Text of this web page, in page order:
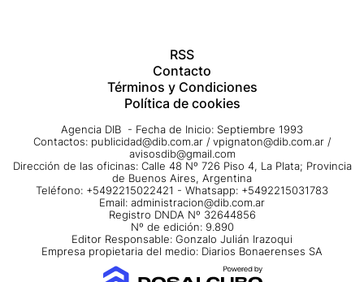
RSS
Contacto
Términos y Condiciones
Política de cookies
Agencia DIB - Fecha de Inicio: Septiembre 1993
Contactos: publicidad@dib.com.ar / vpignaton@dib.com.ar /
avisosdib@gmail.com
Dirección de las oficinas: Calle 48 Nº 726 Piso 4, La Plata; Provincia
de Buenos Aires, Argentina
Teléfono: +5492215022421 - Whatsapp: +5492215031783
Email: administracion@dib.com.ar
Registro DNDA Nº 32644856
Nº de edición: 9.890
Editor Responsable: Gonzalo Julián Irazoqui
Empresa propietaria del medio: Diarios Bonaerenses SA